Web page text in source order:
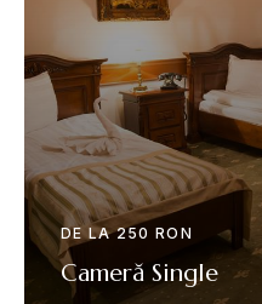
DE LA 250 RON
Cameră Single